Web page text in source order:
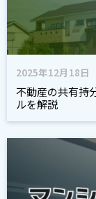
2025年12月18日
不動産の共有持
ルを解説